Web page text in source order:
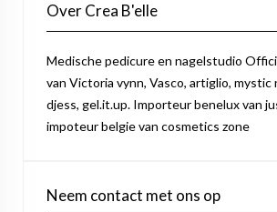
Over Crea B'elle
Medische pedicure en nagelstudio
van Victoria vynn, Vasco, artiglio, mystic
djess, gel.it.up. Importeur benelux van
impoteur belgie van cosmetics zone
Neem contact met ons op